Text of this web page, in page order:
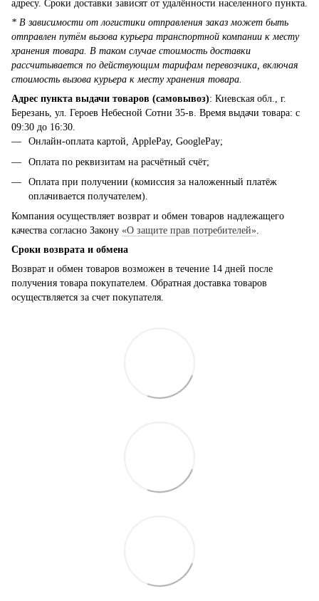
адресу. Сроки доставки зависят от удалённости населенного пункта.
* В зависимости от логистики отправления заказ может быть
отправлен путём вызова курьера транспортной компании к месту
хранения товара. В таком случае стоимость доставки
рассчитывается по действующим тарифам перевозчика, включая
стоимость вызова курьера к месту хранения товара.
Адрес пункта выдачи товаров (самовывоз): Киевская обл., г.
Березань, ул. Героев Небесной Сотни 35-в. Время выдачи товара: с
09:30 до 16:30.
Онлайн-оплата картой, ApplePay, GooglePay;
Оплата по реквизитам на расчётный счёт;
Оплата при получении (комиссия за наложенный платёж
оплачивается получателем).
Компания осуществляет возврат и обмен товаров надлежащего
качества согласно Закону «О защите прав потребителей».
Сроки возврата и обмена
Возврат и обмен товаров возможен в течение 14 дней после
получения товара покупателем. Обратная доставка товаров
осуществляется за счет покупателя.